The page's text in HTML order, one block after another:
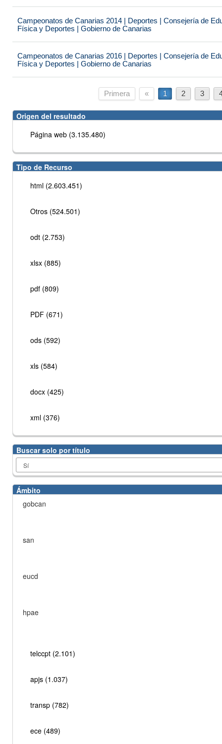
Campeonatos de Canarias 2014 | Deportes | Consejería de
Física y Deportes | Gobierno de Canarias
Campeonatos de Canarias 2016 | Deportes | Consejería de
Física y Deportes | Gobierno de Canarias
Primera « 1 2 3
Origen del resultado
Página web (3.135.480)
Tipo de Recurso
html (2.603.451)
Otros (524.501)
odt (2.753)
xlsx (885)
pdf (809)
PDF (671)
ods (592)
xls (584)
docx (425)
xml (376)
Buscar solo por título
Ámbito
gobcan
san
eucd
hpae
telccpt (2.101)
apjs (1.037)
transp (782)
ece (489)